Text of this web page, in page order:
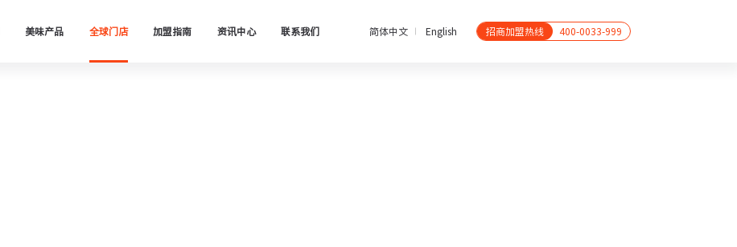
美味产品 全球门店 加盟指南 资讯中心 联系我们 简体中文 English 招商加盟热线 400-0033-999